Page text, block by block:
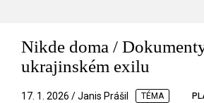
Nikde doma /
ukrajinském exilu
17. 1. 2026 / Janis Prášil TÉMA